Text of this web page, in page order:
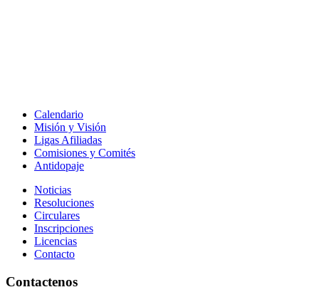
Calendario
Misión y Visión
Ligas Afiliadas
Comisiones y Comités
Antidopaje
Noticias
Resoluciones
Circulares
Inscripciones
Licencias
Contacto
Contactenos